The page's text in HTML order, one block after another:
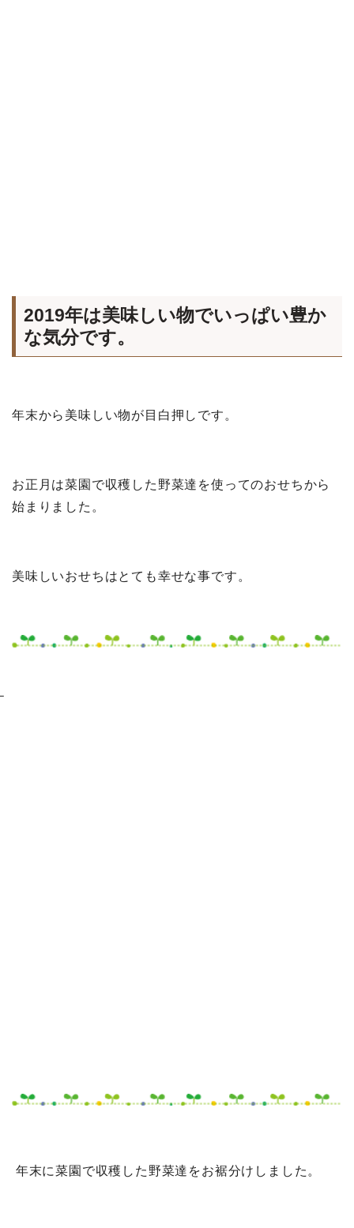
2019年は美味しい物でいっぱい豊か
な気分です。
年末から美味しい物が目白押しです。
お正月は菜園で収穫した野菜達を使ってのおせちから
始まりました。
美味しいおせちはとても幸せな事です。
年末に菜園で収穫した野菜達をお裾分けしました。